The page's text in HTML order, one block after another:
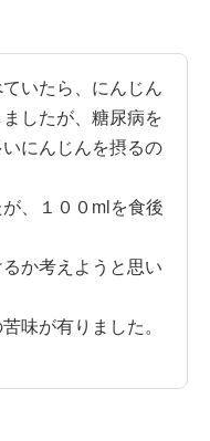
いたら、にんじん
したが、糖尿病を
にんじんを摂るの
、１００mlを食後
か考えようと思い
味が有りました。